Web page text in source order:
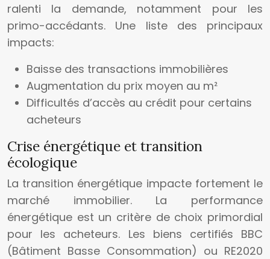
ralenti la demande, notamment pour les
primo-accédants. Une liste des principaux
impacts:
Baisse des transactions immobilières
Augmentation du prix moyen au m²
Difficultés d’accès au crédit pour certains
acheteurs
Crise énergétique et transition
écologique
La transition énergétique impacte fortement le
marché immobilier. La performance
énergétique est un critère de choix primordial
pour les acheteurs. Les biens certifiés BBC
(Bâtiment Basse Consommation) ou RE2020